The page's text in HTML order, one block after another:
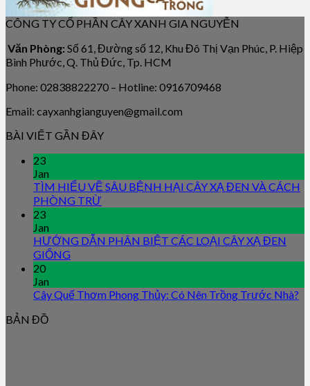
CÔNG TY CỔ PHẦN CÂY XANH GIA NGUYỄN
Văn Phòng: Số 61, Đường số 12, Khu Đô Thị Vạn Phúc, P. Hiệp
Bình Phước, Q. Thủ Đức, Tp. HCM
Phone: 02838822270 – Hotline: 0916709468
Email: cayxanhgianguyen@gmail.com
BÀI VIẾT GẦN ĐÂY
23
Jan
TÌM HIỂU VỀ SÂU BỆNH HẠI CÂY XẠ ĐEN VÀ CÁCH
PHÒNG TRỪ
23
Jan
HƯỚNG DẪN PHÂN BIỆT CÁC LOẠI CÂY XẠ ĐEN
GIỐNG
20
Jan
Cây Quế Thơm Phong Thủy: Có Nên Trồng Trước Nhà?
BẢN ĐỒ